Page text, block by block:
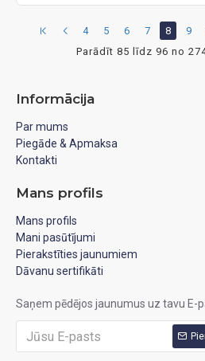
4 5 6 7 8 9
Parādīt 85 līdz 96 no
Informācija
Par mums
Piegāde & Apmaksa
Kontakti
Mans profils
Mans profils
Mani pasūtījumi
Pierakstīties jaunumiem
Dāvanu sertifikāti
Saņem pēdējos jaunumus uz tavu E-